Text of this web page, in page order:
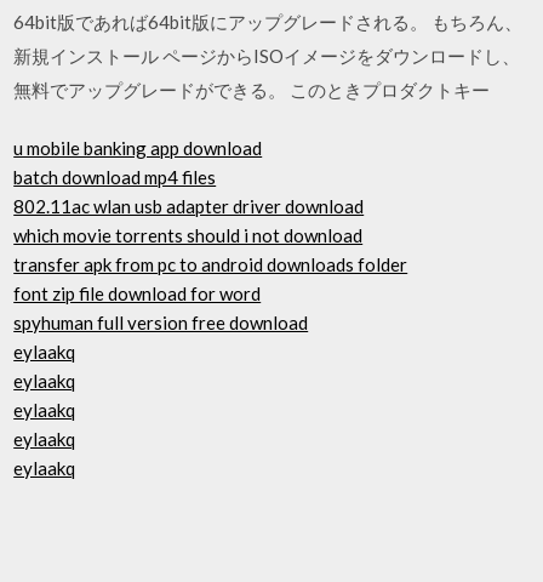
64bit版であれば64bit版にアップグレードされる。 もちろん、
新規インストール ページからISOイメージをダウンロードし、
無料でアップグレードができる。 このときプロダクトキー
u mobile banking app download
batch download mp4 files
802.11ac wlan usb adapter driver download
which movie torrents should i not download
transfer apk from pc to android downloads folder
font zip file download for word
spyhuman full version free download
eylaakq
eylaakq
eylaakq
eylaakq
eylaakq